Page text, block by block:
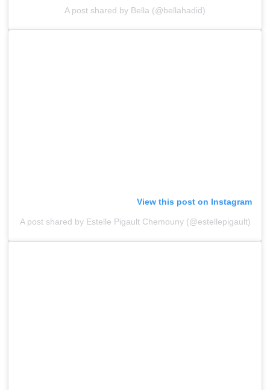
A post shared by Bella (@bellahadid)
View this post on Instagram
A post shared by Estelle Pigault Chemouny (@estellepigault)